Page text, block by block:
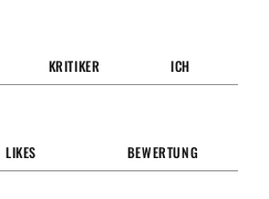
KRITIKER ICH
LIKES BEWERTUNG